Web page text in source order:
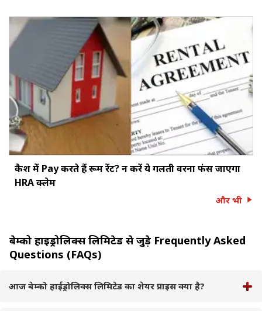
कैश में Pay करते हैं रूम रेंट? न करें ये गलती वरना फंस जाएगा
HRA क्लेम
और भी
बेम्को हाईड्रोलिक्स लिमिटेड से जुड़े Frequently Asked
Questions (FAQs)
आज बेम्को हाईड्रोलिक्स लिमिटेड का शेयर प्राइस क्या है?